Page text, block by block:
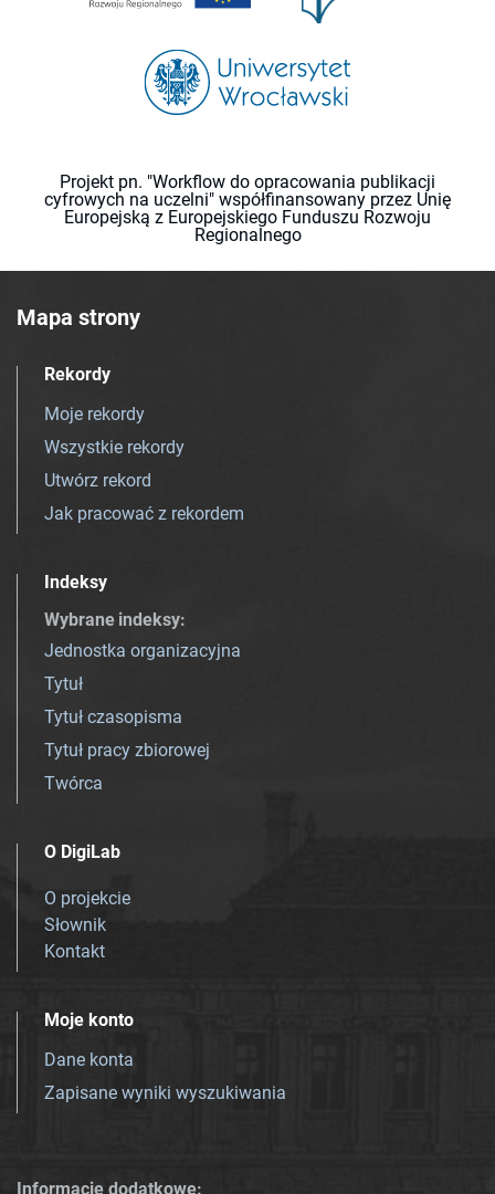
Projekt pn. "Workflow do opracowania publikacji
cyfrowych na uczelni" współfinansowany przez Unię
Europejską z Europejskiego Funduszu Rozwoju
Regionalnego
Mapa strony
Rekordy
Moje rekordy
Wszystkie rekordy
Utwórz rekord
Jak pracować z rekordem
Indeksy
Wybrane indeksy:
Jednostka organizacyjna
Tytuł
Tytuł czasopisma
Tytuł pracy zbiorowej
Twórca
O DigiLab
O projekcie
Słownik
Kontakt
Moje konto
Dane konta
Zapisane wyniki wyszukiwania
Informacje dodatkowe: